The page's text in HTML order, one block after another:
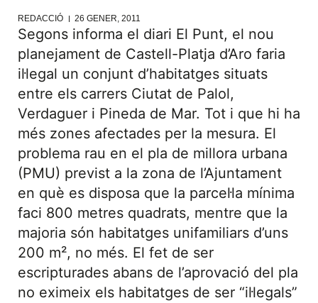
REDACCIÓ 26 GENER, 2011
Segons informa el diari El Punt, el nou
planejament de Castell-Platja d’Aro faria
il·legal un conjunt d’habitatges situats
entre els carrers Ciutat de Palol,
Verdaguer i Pineda de Mar. Tot i que hi ha
més zones afectades per la mesura. El
problema rau en el pla de millora urbana
(PMU) previst a la zona de l’Ajuntament
en què es disposa que la parcel·la mínima
faci 800 metres quadrats, mentre que la
majoria són habitatges unifamiliars d’uns
200 m², no més. El fet de ser
escripturades abans de l’aprovació del pla
no eximeix els habitatges de ser “il·legals”